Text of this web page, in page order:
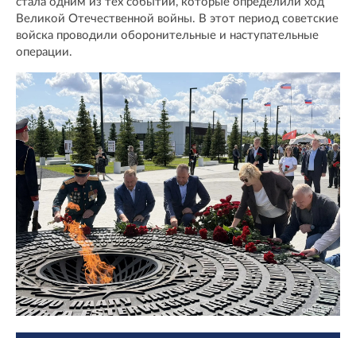
Великой Отечественной войны. В этот период советские
войска проводили оборонительные и наступательные
операции.